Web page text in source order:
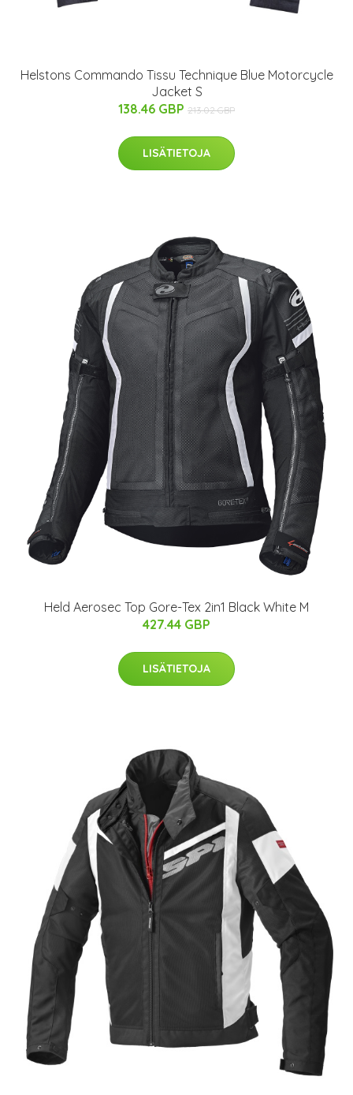
Helstons Commando Tissu Technique Blue Motorcycle
Jacket S
138.46 GBP 213.02 GBP
LISÄTIETOJA
Held Aerosec Top Gore-Tex 2in1 Black White M
427.44 GBP
LISÄTIETOJA